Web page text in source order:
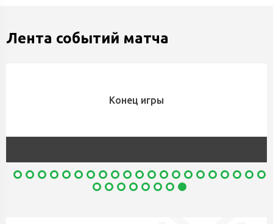
Лента событий матча
Конец игры